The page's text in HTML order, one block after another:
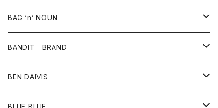
その他雑貨
スカート
パンツ
グッズ
靴
アウター
革ジャケット
BAG ‘n’ NOUN
アクセサリー
バッグ
ポーチ
BANDIT BRAND
トップス
Ｔシャツ
BEN DAIVIS
ポトム
BLUE BLUE